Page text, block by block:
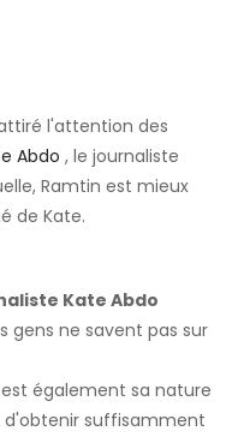
l'attention des
Abdo , le journaliste
Ramtin est mieux
de Kate.
Kate Abdo
gens ne savent pas sur
également sa nature
d'obtenir suffisamment